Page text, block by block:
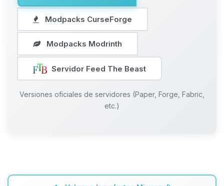
Modpacks CurseForge
Modpacks Modrinth
Servidor Feed The Beast
Versiones oficiales de servidores (Paper, Forge, Fabric,
etc.)